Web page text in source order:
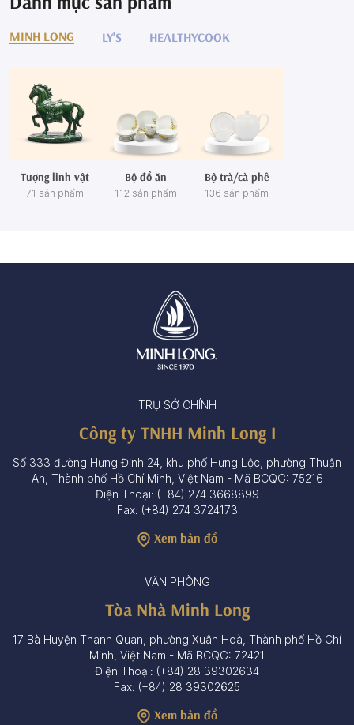
MINH LONG LY'S HEALTHYCOOK
Tượng linh vật
71 sản phẩm
Bộ đồ ăn
112 sản phẩm
Bộ trà/cà phê
136 sản phẩm
TRỤ SỞ CHÍNH
Công ty TNHH Minh Long I
Số 333 đường Hưng Định 24, khu phố Hưng Lộc, phường Thuận
An, Thành phố Hồ Chí Minh, Việt Nam - Mã BCQG: 75216
Điện Thoại: (+84) 274 3668899
Fax: (+84) 274 3724173
Xem bản đồ
VĂN PHÒNG
Tòa Nhà Minh Long
17 Bà Huyện Thanh Quan, phường Xuân Hoà, Thành phố Hồ Chí
Minh, Việt Nam - Mã BCQG: 72421
Điện Thoại: (+84) 28 39302634
Fax: (+84) 28 39302625
Xem bản đồ